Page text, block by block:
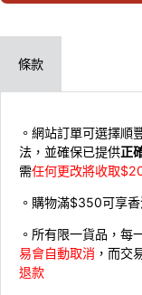
條款
。網站訂單可選擇順
法，並確保已提供正
需任何更改將收取
。購物滿$350可享
。所有限一貨品，每
易會自動取消 ，而交
退款